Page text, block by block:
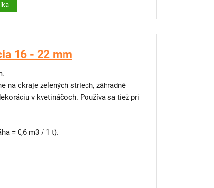
a expandovaného ílu.
16 - 22 mm
na okraje zelených striech, záhradné
v kvetináčoch. Používa sa tiež pri
= 0,6 m3 / 1 t).